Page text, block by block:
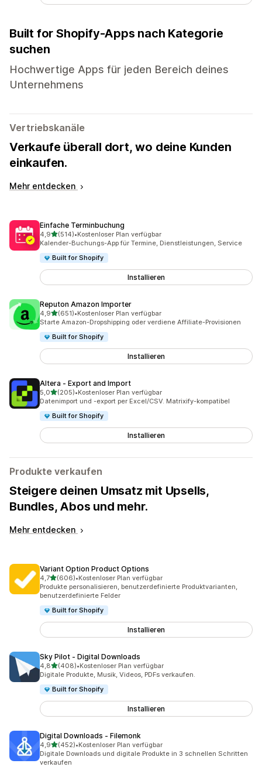
Built for Shopify-Apps nach Kategorie
suchen
Hochwertige Apps für jeden Bereich deines
Unternehmens
Vertriebskanäle
Verkaufe überall dort, wo deine Kunden
einkaufen.
Mehr entdecken
Einfache Terminbuchung
4,9von 5 Sternen
(514)
514 Rezensionen insgesamt
•Kostenloser Plan verfügbar
Kalender-Buchungs-App für Termine, Dienstleistungen, Service
Built for Shopify
Installieren
Reputon Amazon Importer
4,9von 5 Sternen
(651)
651 Rezensionen insgesamt
•Kostenloser Plan verfügbar
Starte Amazon-Dropshipping oder verdiene Affiliate-Provisionen
Built for Shopify
Installieren
Altera ‑ Export and Import
5,0von 5 Sternen
(205)
205 Rezensionen insgesamt
•Kostenloser Plan verfügbar
Datenimport und -export per Excel/CSV. Matrixify-kompatibel
Built for Shopify
Installieren
Produkte verkaufen
Steigere deinen Umsatz mit Upsells,
Bundles, Abos und mehr.
Mehr entdecken
Variant Option Product Options
4,7von 5 Sternen
(606)
606 Rezensionen insgesamt
•Kostenloser Plan verfügbar
Produkte personalisieren, benutzerdefinierte Produktvarianten,
benutzerdefinierte Felder
Built for Shopify
Installieren
Sky Pilot ‑ Digital Downloads
4,8von 5 Sternen
(408)
408 Rezensionen insgesamt
•Kostenloser Plan verfügbar
Digitale Produkte, Musik, Videos, PDFs verkaufen.
Built for Shopify
Installieren
Digital Downloads ‑ Filemonk
4,9von 5 Sternen
(452)
452 Rezensionen insgesamt
•Kostenloser Plan verfügbar
Digitale Downloads und digitale Produkte in 3 schnellen Schritten
verkaufen